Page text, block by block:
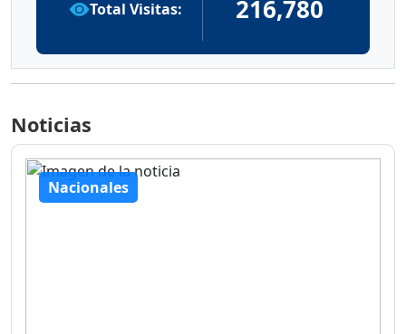
Total Visitas: 216,780
Noticias
Nacionales